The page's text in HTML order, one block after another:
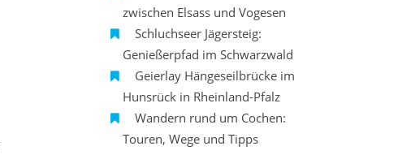
zwischen Elsass und Vogesen
Schluchseer Jägersteig:
Genießerpfad im Schwarzwald
Geierlay Hängeseilbrücke im
Hunsrück in Rheinland-Pfalz
Wandern rund um Cochen:
Touren, Wege und Tipps